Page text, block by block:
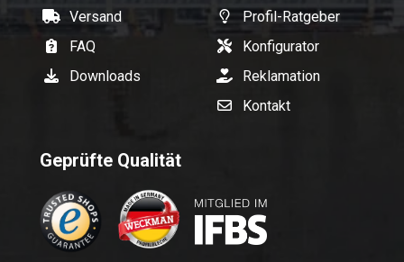
Versand
FAQ
Downloads
Profil-Ratgeber
Konfigurator
Reklamation
Kontakt
Geprüfte Qualität